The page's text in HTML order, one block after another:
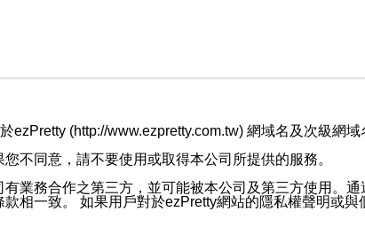
(http://www.ezpretty.com.tw) 網域名及次級網
不同意，請不要使用或取得本公司所提供的服務。
業務合作之第三方，並可能被本公司及第三方使用。
相一致。 如果用戶對於ezPretty網站的隱私權聲明或